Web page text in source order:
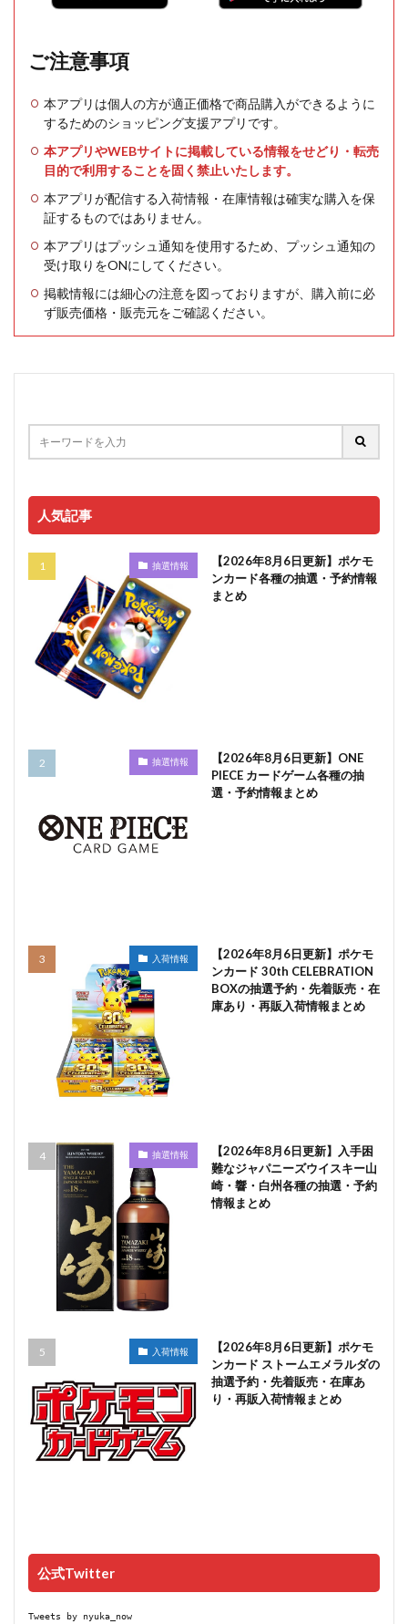
ご注意事項
本アプリは個人の方が適正価格で商品購入ができるように
するためのショッピング支援アプリです。
本アプリやWEBサイトに掲載している情報をせどり・転売
目的で利用することを固く禁止いたします。
本アプリが配信する入荷情報・在庫情報は確実な購入を保
証するものではありません。
本アプリはプッシュ通知を使用するため、プッシュ通知の
受け取りをONにしてください。
掲載情報には細心の注意を図っておりますが、購入前に必
ず販売価格・販売元をご確認ください。
人気記事
抽選情報
【2026年8月6日更新】ポケモ
ンカード各種の抽選・予約情報
まとめ
抽選情報
【2026年8月6日更新】ONE
PIECE カードゲーム各種の抽
選・予約情報まとめ
入荷情報
【2026年8月6日更新】ポケモ
ンカード 30th CELEBRATION
BOXの抽選予約・先着販売・在
庫あり・再販入荷情報まとめ
抽選情報
【2026年8月6日更新】入手困
難なジャパニーズウイスキー山
崎・響・白州各種の抽選・予約
情報まとめ
入荷情報
【2026年8月6日更新】ポケモ
ンカード ストームエメラルダの
抽選予約・先着販売・在庫あ
り・再販入荷情報まとめ
公式Twitter
Tweets by nyuka_now